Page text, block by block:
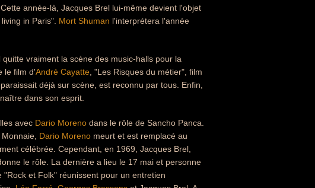
année-là, Jacques Brel lui-même devient l'objet
in Paris". Mort Shuman l'interprétera l'année
vraiment la scène des music-halls pour la
le film d'André Cayatte , "Les Risques du métier", film
déjà sur scène, est reconnu par tous. Enfin,
dans son esprit.
avec Dario Moreno dans le rôle de Sancho Panca.
Dario Moreno meurt et est remplacé au
célébrée. Cependant, en 1969, Jacques Brel,
le rôle. La dernière a lieu le 17 mai et personne
et Folk" réunissent pour un entretien